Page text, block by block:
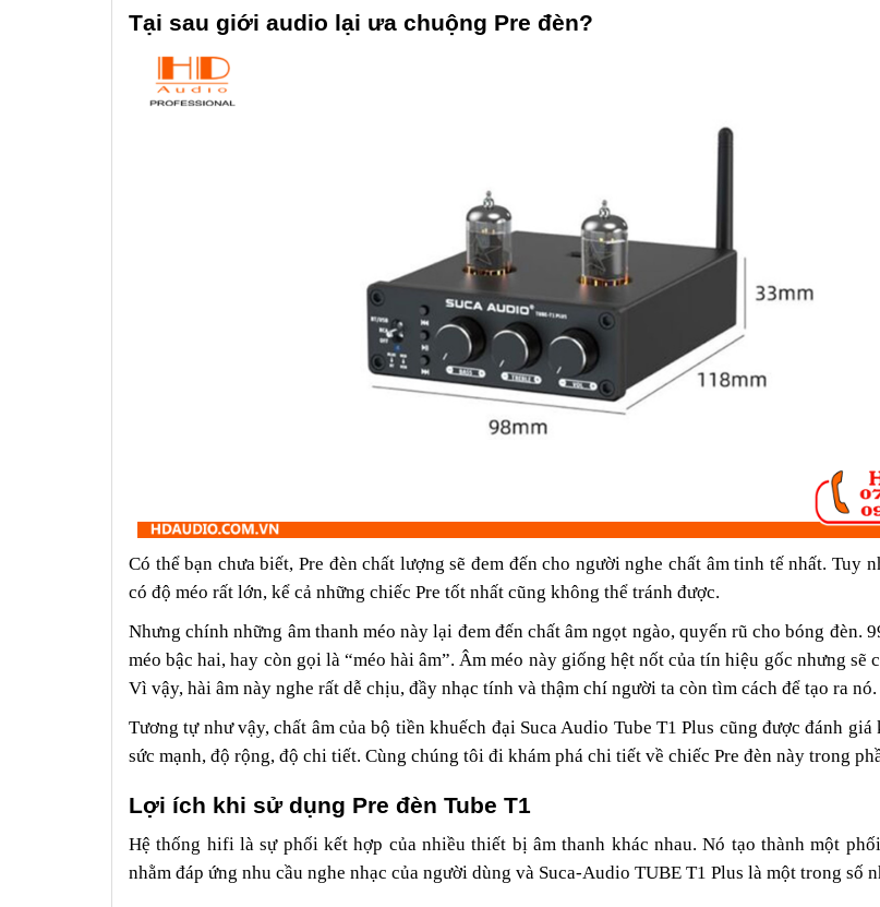
Tại sau giới audio lại ưa chuộng Pre đèn?
Có thể bạn chưa biết, Pre đèn chất lượng sẽ đem đến cho người nghe chất âm tinh tế nhất. Tuy
có độ méo rất lớn, kể cả những chiếc Pre tốt nhất cũng không thể tránh được.
Nhưng chính những âm thanh méo này lại đem đến chất âm ngọt ngào, quyến rũ cho bóng đèn.
méo bậc hai, hay còn gọi là “méo hài âm”. Âm méo này giống hệt nốt của tín hiệu gốc nhưng sẽ
Vì vậy, hài âm này nghe rất dễ chịu, đầy nhạc tính và thậm chí người ta còn tìm cách để tạo ra nó.
Tương tự như vậy, chất âm của bộ tiền khuếch đại Suca Audio Tube T1 Plus cũng được đánh giá
sức mạnh, độ rộng, độ chi tiết. Cùng chúng tôi đi khám phá chi tiết về chiếc Pre đèn này trong
Lợi ích khi sử dụng Pre đèn Tube T1
Hệ thống hifi là sự phối kết hợp của nhiều thiết bị âm thanh khác nhau. Nó tạo thành một
nhằm đáp ứng nhu cầu nghe nhạc của người dùng và Suca-Audio TUBE T1 Plus là một trong số